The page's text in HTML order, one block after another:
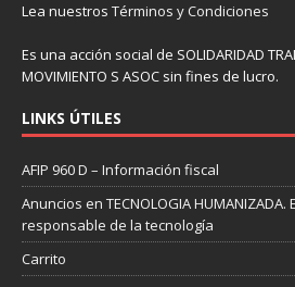
Lea nuestros Términos y Condiciones
Es una acción social de SOLIDARIDAD
MOVIMIENTO S ASOC sin fines de lucro.
LINKS ÚTILES
AFIP 960 D – Información fiscal
Anuncios en TECNOLOGIA
responsable de la tecnología
Carrito